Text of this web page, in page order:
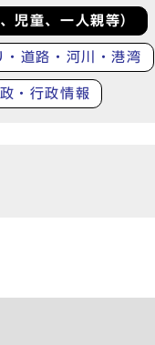
児童、一人親等）
・道路・河川・港湾
・行政情報